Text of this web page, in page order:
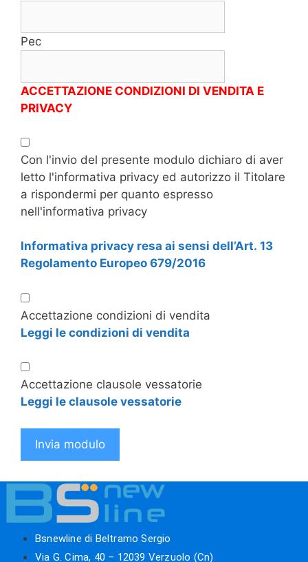
Pec
ACCETTAZIONE CONDIZIONI DI VENDITA E
PRIVACY
Con l'invio del presente modulo dichiaro di aver
letto l'informativa privacy ed autorizzo il Titolare
a rispondermi per quanto espresso
nell'informativa privacy
Informativa privacy resa ai sensi dell’Art. 13
Regolamento Europeo 679/2016
Accettazione condizioni di vendita
Leggi le condizioni di vendita
Accettazione clausole vessatorie
Leggi le clausole vessatorie
Invia modulo
Bsnewline di Beltramo Sergio
Via G. Cima, 40 – 12039 Verzuolo (Cn)